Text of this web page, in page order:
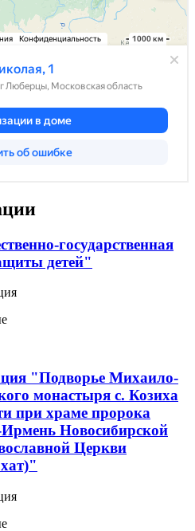
государственная
детей"
"Подворье Михаило-
монастыря с. Козиха
при храме пророка
Новосибирской
Церкви